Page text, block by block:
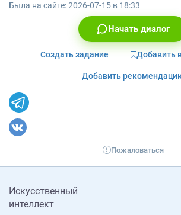
Была на сайте:2026-07-15 в 18:33
Начать диалог
Создать задание Добавить
Добавить
Пожаловаться
Искусственный
интеллект